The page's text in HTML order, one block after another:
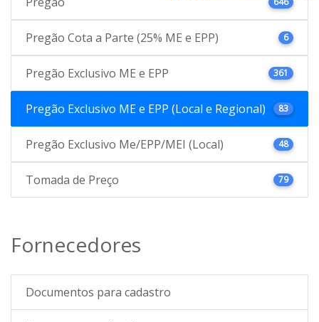
Pregão Cota a Parte (25% ME e EPP) 6
Pregão Exclusivo ME e EPP 361
Pregão Exclusivo ME e EPP (Local e Regional) 83
Pregão Exclusivo Me/EPP/MEI (Local) 48
Tomada de Preço 79
Fornecedores
Documentos para cadastro